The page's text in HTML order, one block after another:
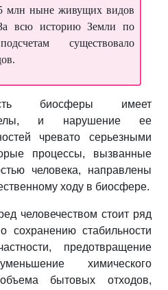
млн ныне живущих видов
всю историю Земли по
существовало
биосферы имеет
и нарушение ее
чревато серьезными
процессы, вызванные
человека, направлены
ходу в биосфере.
человечеством стоит ряд
сохранению стабильности
предотвращение
химического
бытовых отходов,